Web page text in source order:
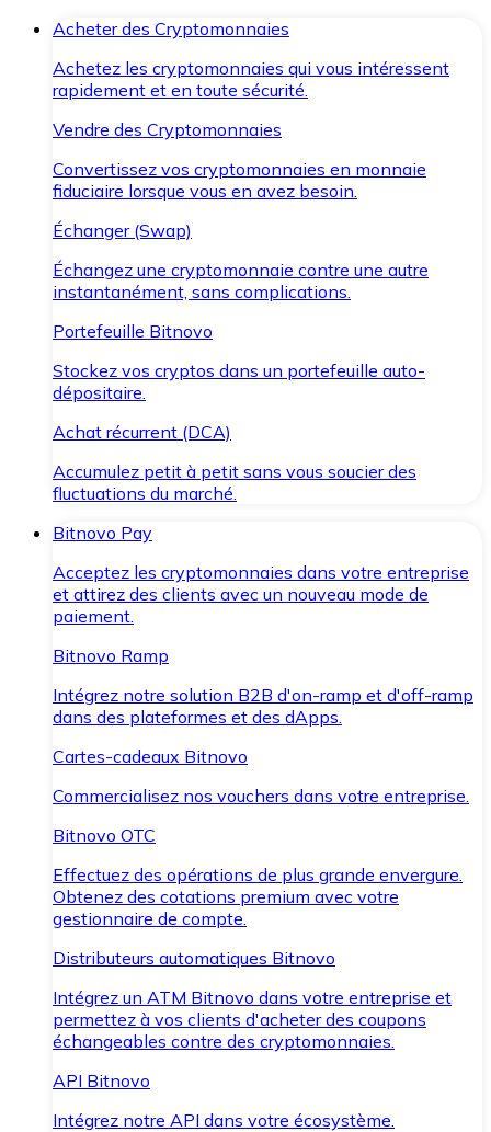
Acheter des Cryptomonnaies
Achetez les cryptomonnaies qui vous intéressent
rapidement et en toute sécurité.
Vendre des Cryptomonnaies
Convertissez vos cryptomonnaies en monnaie
fiduciaire lorsque vous en avez besoin.
Échanger (Swap)
Échangez une cryptomonnaie contre une autre
instantanément, sans complications.
Portefeuille Bitnovo
Stockez vos cryptos dans un portefeuille auto-
dépositaire.
Achat récurrent (DCA)
Accumulez petit à petit sans vous soucier des
fluctuations du marché.
Bitnovo Pay
Acceptez les cryptomonnaies dans votre entreprise
et attirez des clients avec un nouveau mode de
paiement.
Bitnovo Ramp
Intégrez notre solution B2B d'on-ramp et d'off-ramp
dans des plateformes et des dApps.
Cartes-cadeaux Bitnovo
Commercialisez nos vouchers dans votre entreprise.
Bitnovo OTC
Effectuez des opérations de plus grande envergure.
Obtenez des cotations premium avec votre
gestionnaire de compte.
Distributeurs automatiques Bitnovo
Intégrez un ATM Bitnovo dans votre entreprise et
permettez à vos clients d'acheter des coupons
échangeables contre des cryptomonnaies.
API Bitnovo
Intégrez notre API dans votre écosystème.